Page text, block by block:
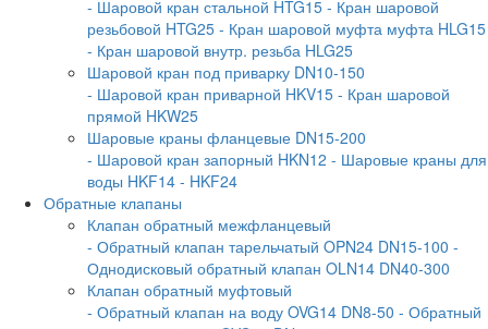
- Шаровой кран стальной HTG15 - Кран шаровой
резьбовой HTG25 - Кран шаровой муфта муфта HLG15
- Кран шаровой внутр. резьба HLG25
Шаровой кран под приварку DN10-150
- Шаровой кран приварной HKV15 - Кран шаровой
прямой HKW25
Шаровые краны фланцевые DN15-200
- Шаровой кран запорный HKN12 - Шаровые краны для
воды HKF14 - HKF24
Обратные клапаны
Клапан обратный межфланцевый
- Обратный клапан тарельчатый OPN24 DN15-100 -
Однодисковый обратный клапан OLN14 DN40-300
Клапан обратный муфтовый
- Обратный клапан на воду OVG14 DN8-50 - Обратный